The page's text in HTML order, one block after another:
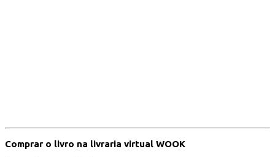
Comprar o livro na livraria virtual WOOK